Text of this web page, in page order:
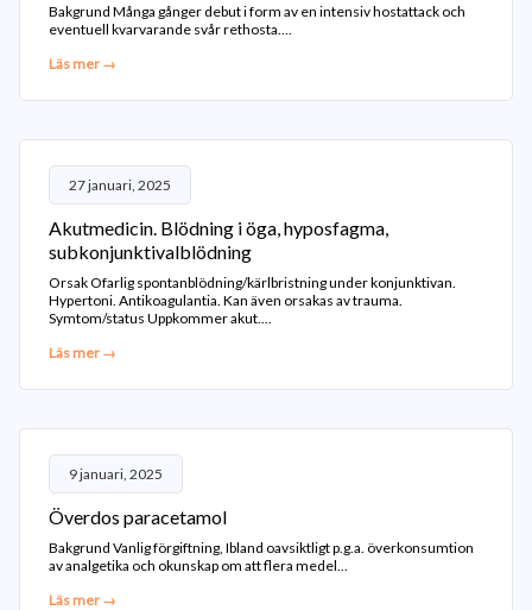
Bakgrund Många gånger debut i form av en intensiv hostattack och
eventuell kvarvarande svår rethosta....
Läs mer →
27 januari, 2025
Akutmedicin. Blödning i öga, hyposfagma,
subkonjunktivalblödning
Orsak Ofarlig spontanblödning/kärlbristning under konjunktivan.
Hypertoni. Antikoagulantia. Kan även orsakas av trauma.
Symtom/status Uppkommer akut....
Läs mer →
9 januari, 2025
Överdos paracetamol
Bakgrund Vanlig förgiftning, Ibland oavsiktligt p.g.a. överkonsumtion
av analgetika och okunskap om att flera medel...
Läs mer →